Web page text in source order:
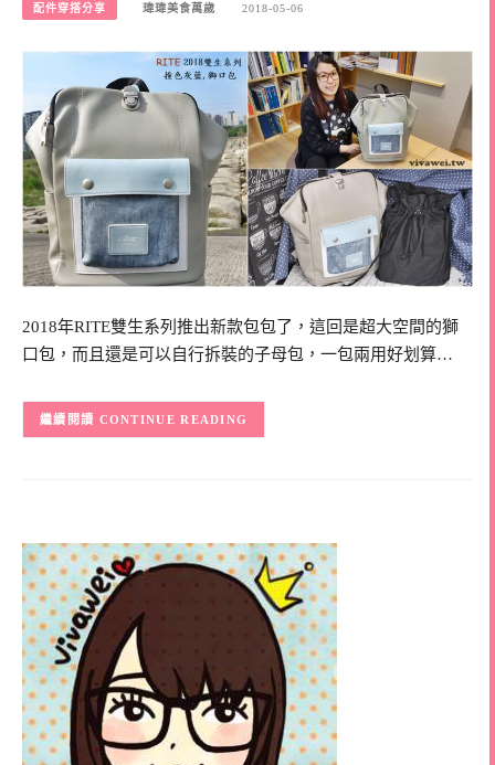
配件穿搭分享 瑋瑋美食萬歲 2018-05-06
2018年RITE雙生系列推出新款包包了，這回是超大空間的獅
口包，而且還是可以自行拆裝的子母包，一包兩用好划算…
CONTINUE READING